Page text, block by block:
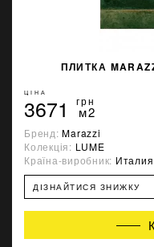
ПЛИТКА
ЦІНА
3671 грн
м2
Бренд:Marazzi
Колекція: LUME
Країна-виробник: Италия
ДІЗНАЙТИСЯ ЗНИЖКУ